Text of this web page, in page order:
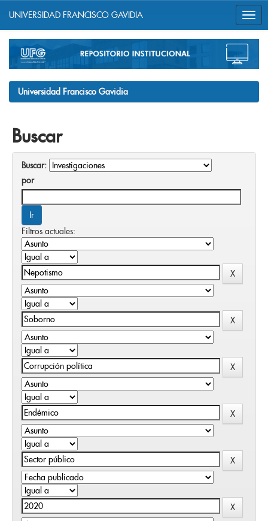
navigation
UNIVERSIDAD FRANCISCO GAVIDIA
Universidad Francisco Gavidia
Buscar
Buscar:
por
Filtros actuales: